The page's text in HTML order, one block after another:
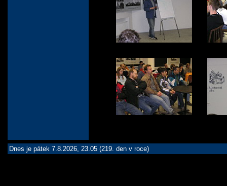
Dnes je pátek 7.8.2026, 23.05 (219. den v roce)